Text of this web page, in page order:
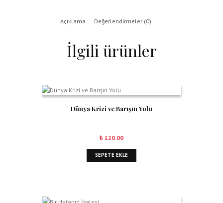
Açıklama Değerlendirmeler (0)
İlgili ürünler
Dünya Krizi ve Barışın Yolu
₺ 120.00
SEPETE EKLE